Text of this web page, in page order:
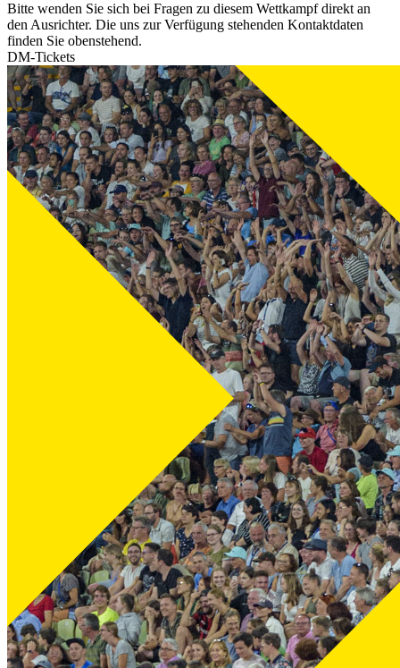
Bitte wenden Sie sich bei Fragen zu diesem Wettkampf direkt an
den Ausrichter. Die uns zur Verfügung stehenden Kontaktdaten
finden Sie obenstehend.
DM-Tickets